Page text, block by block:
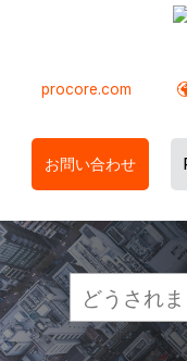
procore.com
お問い合わせ